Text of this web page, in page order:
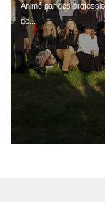
Animé par des
de...